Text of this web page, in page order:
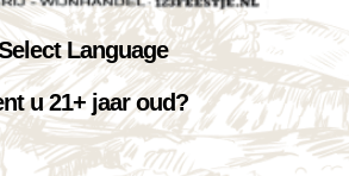
Castelnuovo Merlot-Corvina...
€7,25
Op voorraad
VOEG TOE AAN WINKELWAGEN
Language
u 21+ jaar oud?